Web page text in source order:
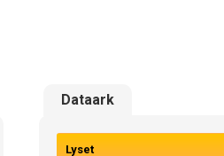
Dataark
Lyset